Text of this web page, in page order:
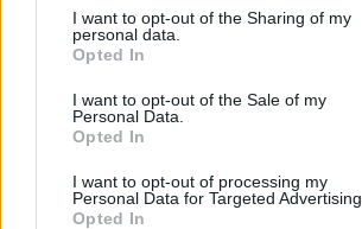
I want to opt-out of the Sharing of my
personal data.
Opted In
I want to opt-out of the Sale of my
Personal Data.
Opted In
I want to opt-out of processing my
Personal Data for Targeted Advertising.
Opted In
2